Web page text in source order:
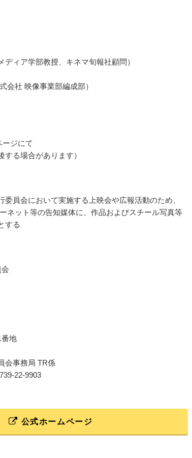
ィア学部教授、キネマ旬報社顧問）
会社 映像事業部編成部）
ージにて
する場合があります）
委員会において実施する上映会や広報活動のため、
ネット等の告知媒体に、作品およびスチール写真等
する
地
会事務局 TR係
22-9903
公式ホームページ